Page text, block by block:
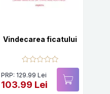
Vindecarea ficatului
PRP: 129.99 Lei
103.99 Lei